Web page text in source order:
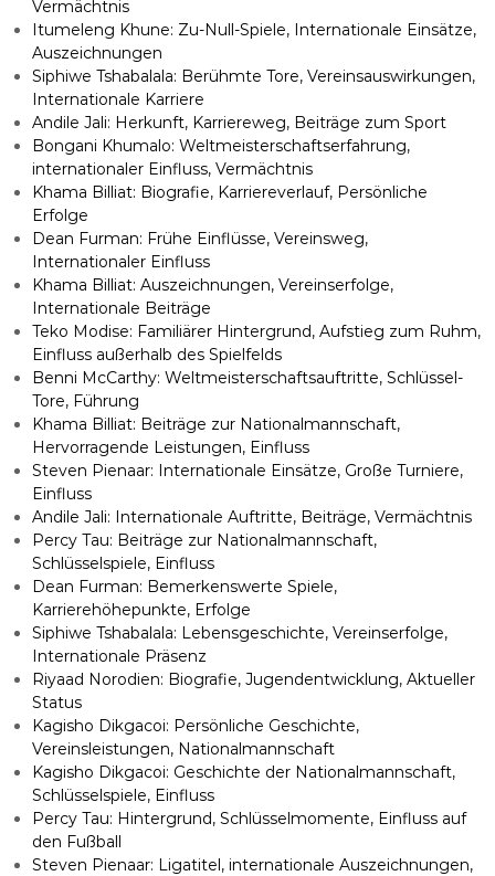
Vermächtnis
Itumeleng Khune: Zu-Null-Spiele, Internationale Einsätze,
Auszeichnungen
Siphiwe Tshabalala: Berühmte Tore, Vereinsauswirkungen,
Internationale Karriere
Andile Jali: Herkunft, Karriereweg, Beiträge zum Sport
Bongani Khumalo: Weltmeisterschaftserfahrung,
internationaler Einfluss, Vermächtnis
Khama Billiat: Biografie, Karriereverlauf, Persönliche
Erfolge
Dean Furman: Frühe Einflüsse, Vereinsweg,
Internationaler Einfluss
Khama Billiat: Auszeichnungen, Vereinserfolge,
Internationale Beiträge
Teko Modise: Familiärer Hintergrund, Aufstieg zum Ruhm,
Einfluss außerhalb des Spielfelds
Benni McCarthy: Weltmeisterschaftsauftritte, Schlüssel-
Tore, Führung
Khama Billiat: Beiträge zur Nationalmannschaft,
Hervorragende Leistungen, Einfluss
Steven Pienaar: Internationale Einsätze, Große Turniere,
Einfluss
Andile Jali: Internationale Auftritte, Beiträge, Vermächtnis
Percy Tau: Beiträge zur Nationalmannschaft,
Schlüsselspiele, Einfluss
Dean Furman: Bemerkenswerte Spiele,
Karrierehöhepunkte, Erfolge
Siphiwe Tshabalala: Lebensgeschichte, Vereins­erfolge,
Internationale Präsenz
Riyaad Norodien: Biografie, Jugendentwicklung, Aktueller
Status
Kagisho Dikgacoi: Persönliche Geschichte,
Vereinsleistungen, Nationalmannschaft
Kagisho Dikgacoi: Geschichte der Nationalmannschaft,
Schlüsselspiele, Einfluss
Percy Tau: Hintergrund, Schlüsselmomente, Einfluss auf
den Fußball
Steven Pienaar: Ligatitel, internationale Auszeichnungen,